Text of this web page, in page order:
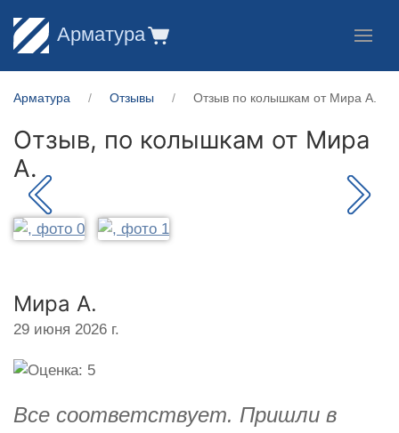
Арматура
Арматура Отзывы Отзыв по колышкам от Мира А.
Отзыв, по колышкам от Мира
А.
Мира А.
29 июня 2026 г.
Все соответствует. Пришли в